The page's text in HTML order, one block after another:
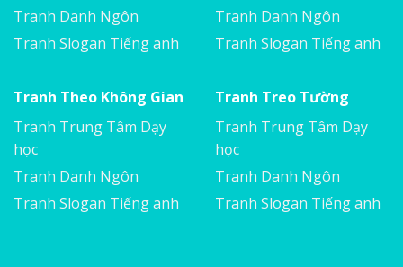
Tranh Danh Ngôn
Tranh Slogan Tiếng anh
Tranh Danh Ngôn
Tranh Slogan Tiếng anh
Tranh Theo Không Gian
Tranh Trung Tâm Dạy
học
Tranh Danh Ngôn
Tranh Slogan Tiếng anh
Tranh Treo Tường
Tranh Trung Tâm Dạy
học
Tranh Danh Ngôn
Tranh Slogan Tiếng anh